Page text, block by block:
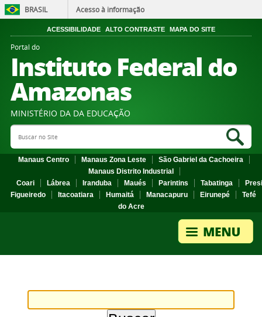
BRASIL Acesso à informação
ACESSIBILIDADE ALTO CONTRASTE MAPA DO SITE
Portal do
Instituto Federal do
Amazonas
MINISTÉRIO DA DA EDUCAÇÃO
Search Site
Manaus Centro Manaus Zona Leste
São Gabriel da Cachoeira
Manaus Distrito Industrial
Coari
Lábrea Iranduba Maués Parintins Tabatinga
Figueiredo
Itacoatiara Humaitá Manacapuru Eirunepé
Tefé
do Acre